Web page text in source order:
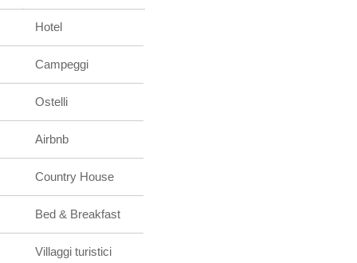
Hotel
Campeggi
Ostelli
Airbnb
Country House
Bed & Breakfast
Villaggi turistici